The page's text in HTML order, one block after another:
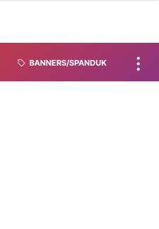
BANNERS/SPANDUK